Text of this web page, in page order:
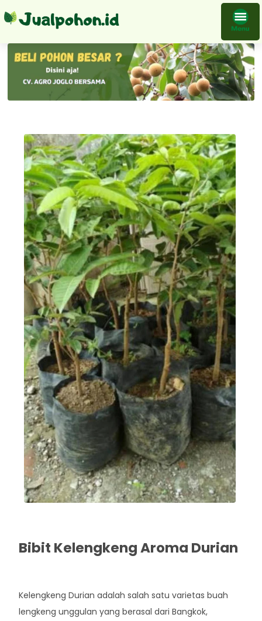
Tanaman Kelengkeng Durian Bibit Buah Harga Grosir
Bibit Kelengkeng Aroma Durian
Kelengkeng Durian adalah salah satu varietas buah
lengkeng unggulan yang berasal dari Bangkok,